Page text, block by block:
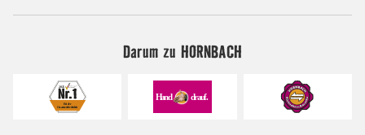
Darum zu HORNBACH